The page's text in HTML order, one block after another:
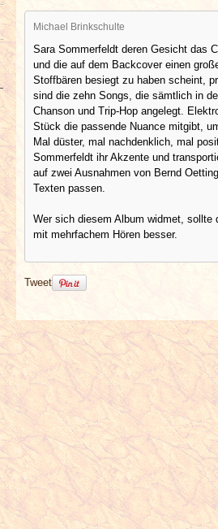
Michael Brinkschulte
Sara Sommerfeldt deren Gesicht das
und die auf dem Backcover einen
Stoffbären besiegt zu haben scheint,
sind die zehn Songs, die sämtlich in
Chanson und Trip-Hop angelegt.
Stück die passende Nuance mitgibt,
Mal düster, mal nachdenklich, mal
Sommerfeldt ihr Akzente und
auf zwei Ausnahmen von Bernd
Texten passen.
Wer sich diesem Album widmet, sollte
mit mehrfachem Hören besser.
Tweet